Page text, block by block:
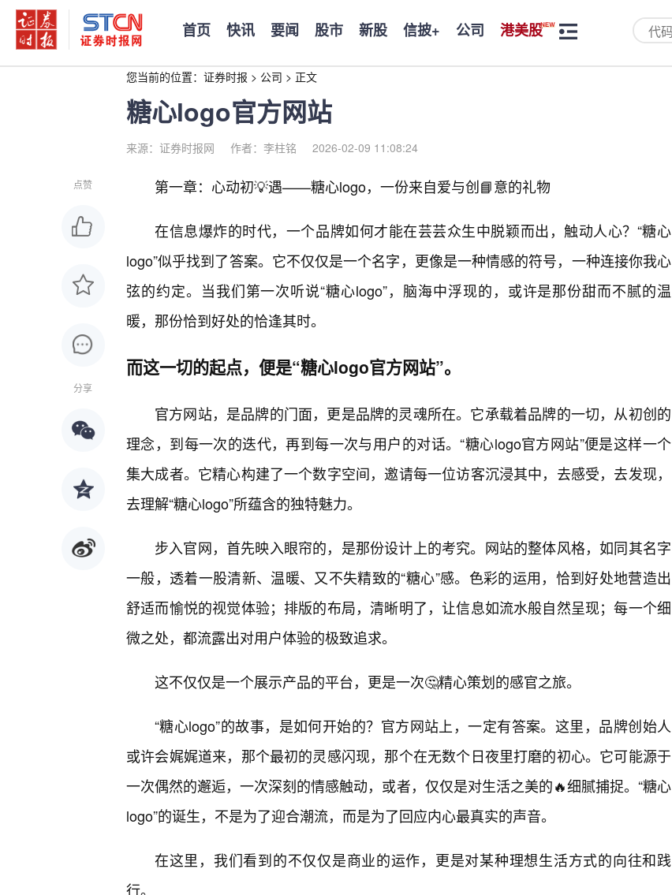
首页 快讯 要闻 股市 新股 信披+ 公司 港美股
您当前的位置： 证券时报 > 公司 > 正文
糖心logo官方网站
来源：证券时报网 作者：李柱铭 2026-02-09 11:08:24
点赞
分享
第一章：心动初💡遇——糖心logo，一份来自爱与创📘意的礼物
在信息爆炸的时代，一个品牌如何才能在芸芸众生中脱颖而出，触动人心？“糖心
logo”似乎找到了答案。它不仅仅是一个名字，更像是一种情感的符号，一种连接你我心
弦的约定。当我们第一次听说“糖心logo”，脑海中浮现的，或许是那份甜而不腻的温
暖，那份恰到好处的恰逢其时。
而这一切的起点，便是“糖心logo官方网站”。
官方网站，是品牌的门面，更是品牌的灵魂所在。它承载着品牌的一切，从初创的
理念，到每一次的迭代，再到每一次与用户的对话。“糖心logo官方网站”便是这样一个
集大成者。它精心构建了一个数字空间，邀请每一位访客沉浸其中，去感受，去发现，
去理解“糖心logo”所蕴含的独特魅力。
步入官网，首先映入眼帘的，是那份设计上的考究。网站的整体风格，如同其名字
一般，透着一股清新、温暖、又不失精致的“糖心”感。色彩的运用，恰到好处地营造出
舒适而愉悦的视觉体验；排版的布局，清晰明了，让信息如流水般自然呈现；每一个细
微之处，都流露出对用户体验的极致追求。
这不仅仅是一个展示产品的平台，更是一次🤔精心策划的感官之旅。
“糖心logo”的故事，是如何开始的？官方网站上，一定有答案。这里，品牌创始人
或许会娓娓道来，那个最初的灵感闪现，那个在无数个日夜里打磨的初心。它可能源于
一次偶然的邂逅，一次深刻的情感触动，或者，仅仅是对生活之美的🔥细腻捕捉。“糖心
logo”的诞生，不是为了迎合潮流，而是为了回应内心最真实的声音。
在这里，我们看到的不仅仅是商业的运作，更是对某种理想生活方式的向往和践
行。